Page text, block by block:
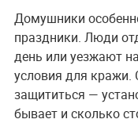
Домушники
праздники. Люди
день или уезжают
условия для
защититься —
бывает и сколько